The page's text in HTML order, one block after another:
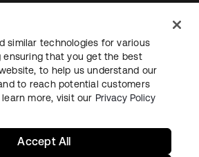
Termos do siteSegurança
de cookies
similar technologies for various
ensuring that you get the best
to help us understand our
to reach potential customers
more, visit our Privacy Policy
Accept All